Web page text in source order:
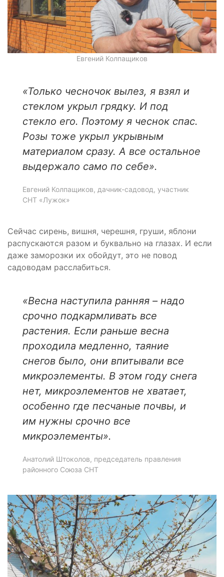
Евгений Колпащиков
«Только чесночок вылез, я взял и
стеклом укрыл грядку. И под
стекло его. Поэтому я чеснок спас.
Розы тоже укрыл укрывным
материалом сразу. А все остальное
выдержало само по себе».
Евгений Колпащиков, дачник-садовод, участник
СНТ «Лужок»
Сейчас сирень, вишня, черешня, груши, яблони
распускаются разом и буквально на глазах. И если
даже заморозки их обойдут, это не повод
садоводам расслабиться.
«Весна наступила ранняя – надо
срочно подкармливать все
растения. Если раньше весна
проходила медленно, таяние
снегов было, они впитывали все
микроэлементы. В этом году снега
нет, микроэлементов не хватает,
особенно где песчаные почвы, и
им нужны срочно все
микроэлементы».
Анатолий Штоколов, председатель правления
районного Союза СНТ